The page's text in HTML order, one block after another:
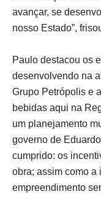
avançar, se
nosso Estado”,
Paulo destacou os
desenvolvendo na
Grupo Petrópolis e
bebidas aqui na
um planejamento
governo de
cumprido: os
obra; assim como a
empreendimento